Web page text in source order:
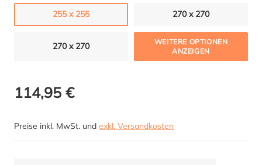
255 x 255 270 x 270
270 x 270
WEITERE OPTIONEN
ANZEIGEN
114,95 €
Preise inkl. MwSt. und exkl. Versandkosten